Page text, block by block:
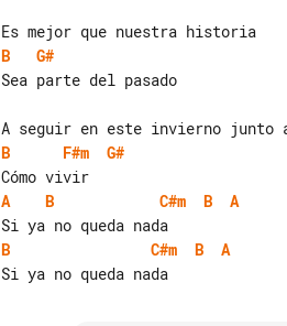
B
G#
B F#m
G#
A
B C#m B
A
B
C#m B
A